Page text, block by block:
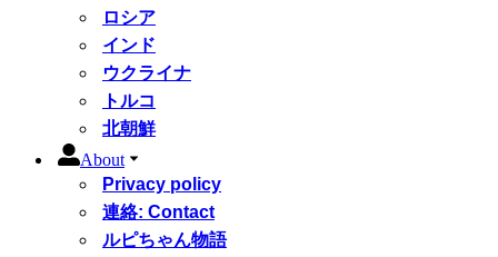
ロシア
インド
ウクライナ
トルコ
北朝鮮
About
Privacy policy
連絡: Contact
ルピちゃん物語